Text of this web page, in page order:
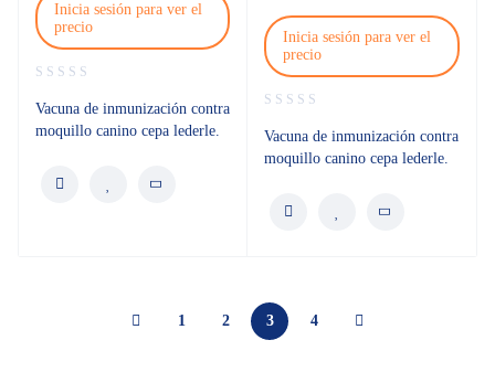
Inicia sesión para ver el
precio
Vacuna de inmunización contra
moquillo canino cepa lederle.
Inicia sesión para ver el
precio
Vacuna de inmunización contra
moquillo canino cepa lederle.
1 2 3 4